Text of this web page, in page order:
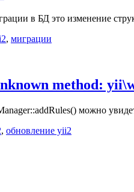
в БД это изменение
, миграции
method:
можно
, обновление yii2